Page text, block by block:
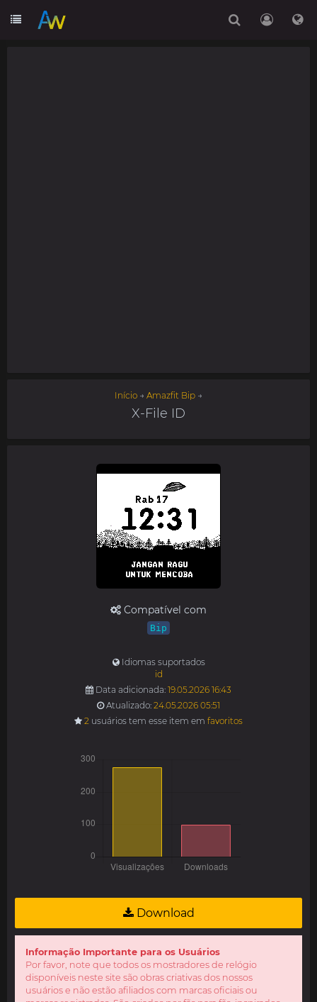
Início → Amazfit Bip →
X-File ID
Compatível com
Bip
Idiomas suportados
id
Data adicionada: 19.05.2026 16:43
Atualizado: 24.05.2026 05:51
2 usuários tem esse item em favoritos
Download
Informação Importante para os Usuários
Por favor, note que todos os mostradores de relógio
disponíveis neste site são obras criativas dos nossos
usuários e não estão afiliados com marcas oficiais ou